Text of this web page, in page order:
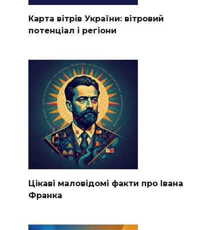
Карта вітрів України: вітровий
потенціал і регіони
Цікаві маловідомі факти про Івана
Франка